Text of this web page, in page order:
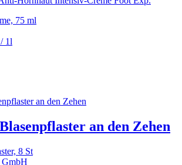
75 ml
1l
an den Zehen
8 St
GmbH